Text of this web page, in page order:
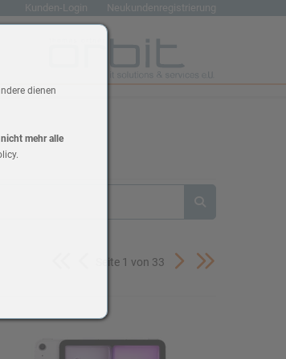
Kunden-Login Neukundenregistrierung
Seite 1 von 33
dienen
mehr alle